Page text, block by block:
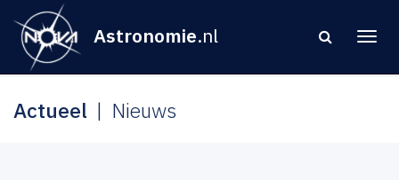
Astronomie.nl
Actueel Nieuws